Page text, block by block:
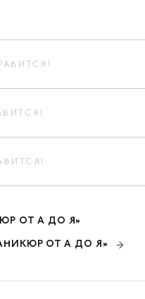
ОТ А ДО Я»
ОТ А ДО Я»